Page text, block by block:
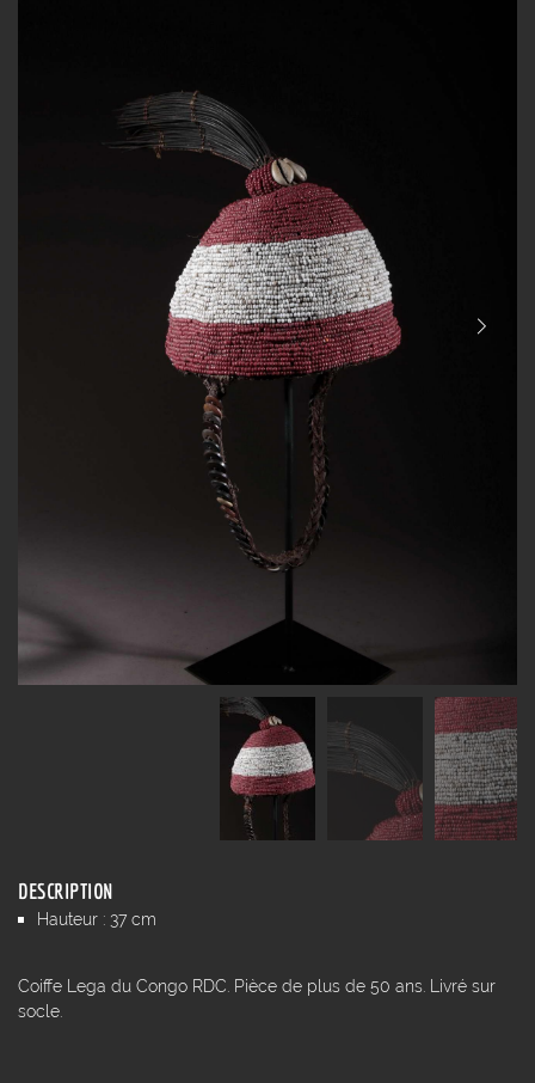
DESCRIPTION
Hauteur : 37 cm
Coiffe Lega du Congo RDC. Pièce de plus de 50 ans. Livré sur
socle.